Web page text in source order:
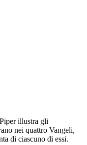
illustra gli
nei quattro Vangeli,
di ciascuno di essi.